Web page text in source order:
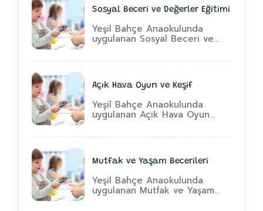
Sosyal Beceri ve Değerler Eğitimi
Yeşil Bahçe Anaokulunda
uygulanan Sosyal Beceri ve...
Açık Hava Oyun ve Keşif
Yeşil Bahçe Anaokulunda
uygulanan Açık Hava Oyun...
Mutfak ve Yaşam Becerileri
Yeşil Bahçe Anaokulunda
uygulanan Mutfak ve Yaşam...